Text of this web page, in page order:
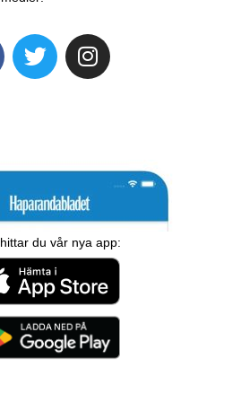
du vår nya app: